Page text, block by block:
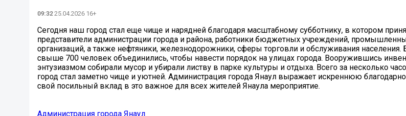
09:32 25.04.2026 16+
Сегодня наш город стал еще чище и нарядней благодаря масштабному субботнику, в котором
представители администрации города и района, работники бюджетных учреждений,
организаций, а также нефтяники, железнодорожники, сферы торговли и обслуживания населения.
свыше 700 человек объединились, чтобы навести порядок на улицах города. Вооружившись
энтузиазмом собирали мусор и убирали листву в парке культуры и отдыха. Всего за несколько
город стал заметно чище и уютней. Администрация города Янаул выражает искреннюю
свой посильный вклад в это важное для всех жителей Янаула мероприятие.
Администрация города Янаул